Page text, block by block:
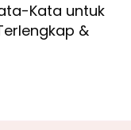
Kata untuk
&